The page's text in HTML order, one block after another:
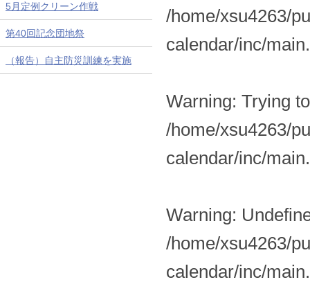
5月定例クリーン作戦
第40回記念団地祭
（報告）自主防災訓練を実施
/home/xsu4263/
calendar/inc/
Warning: Trying
/home/xsu4263/
calendar/inc/
Warning:
/home/xsu4263/
calendar/inc/